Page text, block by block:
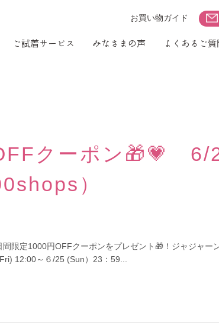
ご試着サービス みなさまの声 よくあるご質
お買い物ガイド
クーポン🎁💗 6/
）
限定1000円OFFクーポンをプレゼント🎁！ジャジャ
12:00～６/25 (Sun）23：59...